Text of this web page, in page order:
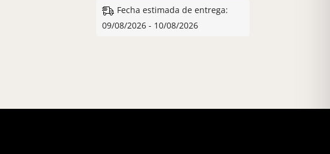
Fecha estimada de entrega:
09/08/2026 - 10/08/2026